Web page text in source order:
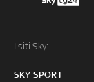
I siti Sky:
SKY SPORT